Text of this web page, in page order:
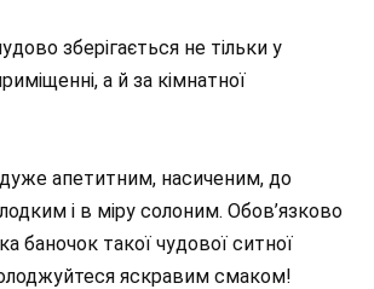
зберігається не тільки у
а й за кімнатної
апетитним, насиченим, до
і в міру солоним. Обов’язково
баночок такої чудової ситної
яскравим смаком!